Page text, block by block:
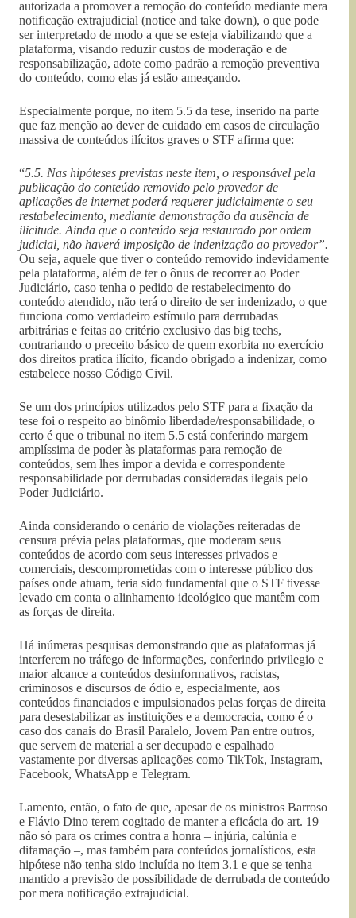
autorizada a promover a remoção do conteúdo mediante mera
notificação extrajudicial (notice and take down), o que pode
ser interpretado de modo a que se esteja viabilizando que a
plataforma, visando reduzir custos de moderação e de
responsabilização, adote como padrão a remoção preventiva
do conteúdo, como elas já estão ameaçando.
Especialmente porque, no item 5.5 da tese, inserido na parte
que faz menção ao dever de cuidado em casos de circulação
massiva de conteúdos ilícitos graves o STF afirma que:
“5.5. Nas hipóteses previstas neste item, o responsável pela
publicação do conteúdo removido pelo provedor de
aplicações de internet poderá requerer judicialmente o seu
restabelecimento, mediante demonstração da ausência de
ilicitude. Ainda que o conteúdo seja restaurado por ordem
judicial, não haverá imposição de indenização ao provedor”.
Ou seja, aquele que tiver o conteúdo removido indevidamente
pela plataforma, além de ter o ônus de recorrer ao Poder
Judiciário, caso tenha o pedido de restabelecimento do
conteúdo atendido, não terá o direito de ser indenizado, o que
funciona como verdadeiro estímulo para derrubadas
arbitrárias e feitas ao critério exclusivo das big techs,
contrariando o preceito básico de quem exorbita no exercício
dos direitos pratica ilícito, ficando obrigado a indenizar, como
estabelece nosso Código Civil.
Se um dos princípios utilizados pelo STF para a fixação da
tese foi o respeito ao binômio liberdade/responsabilidade, o
certo é que o tribunal no item 5.5 está conferindo margem
amplíssima de poder às plataformas para remoção de
conteúdos, sem lhes impor a devida e correspondente
responsabilidade por derrubadas consideradas ilegais pelo
Poder Judiciário.
Ainda considerando o cenário de violações reiteradas de
censura prévia pelas plataformas, que moderam seus
conteúdos de acordo com seus interesses privados e
comerciais, descomprometidas com o interesse público dos
países onde atuam, teria sido fundamental que o STF tivesse
levado em conta o alinhamento ideológico que mantêm com
as forças de direita.
Há inúmeras pesquisas demonstrando que as plataformas já
interferem no tráfego de informações, conferindo privilegio e
maior alcance a conteúdos desinformativos, racistas,
criminosos e discursos de ódio e, especialmente, aos
conteúdos financiados e impulsionados pelas forças de direita
para desestabilizar as instituições e a democracia, como é o
caso dos canais do Brasil Paralelo, Jovem Pan entre outros,
que servem de material a ser decupado e espalhado
vastamente por diversas aplicações como TikTok, Instagram,
Facebook, WhatsApp e Telegram.
Lamento, então, o fato de que, apesar de os ministros Barroso
e Flávio Dino terem cogitado de manter a eficácia do art. 19
não só para os crimes contra a honra – injúria, calúnia e
difamação –, mas também para conteúdos jornalísticos, esta
hipótese não tenha sido incluída no item 3.1 e que se tenha
mantido a previsão de possibilidade de derrubada de conteúdo
por mera notificação extrajudicial.